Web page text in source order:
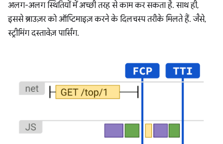
अलग-अलग स्थितियों में अच्छी तरह से काम कर सकता है. साथ ही,
इससे ब्राउज़र को ऑप्टिमाइज़ करने के दिलचस्प तरीके मिलते हैं. जैसे,
स्ट्रीमिंग दस्तावेज़ पार्सिंग.